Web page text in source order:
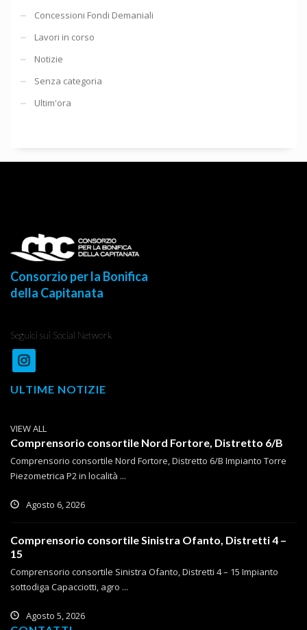
Concessioni Fondi Demaniali
Lavori in corso
Notizie
Senza categoria
Ultim'ora
Consorzio per la Bonifica
della Capitanata
Seguici sui Social Network
ULTIME NOTIZIE
VIEW ALL
Comprensorio consortile Nord Fortore, Distretto 6/B
Comprensorio consortile Nord Fortore, Distretto 6/B Impianto Torre
Piezometrica P2 in località ...
Agosto 6, 2026
Comprensorio consortile Sinistra Ofanto, Distretti 4 –
15
Comprensorio consortile Sinistra Ofanto, Distretti 4 – 15 Impianto
sottodiga Capacciotti, agro ...
Agosto 5, 2026